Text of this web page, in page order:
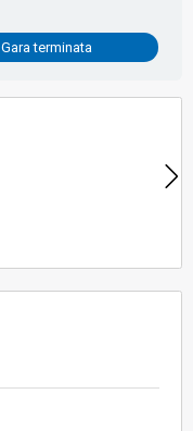
Gara terminata